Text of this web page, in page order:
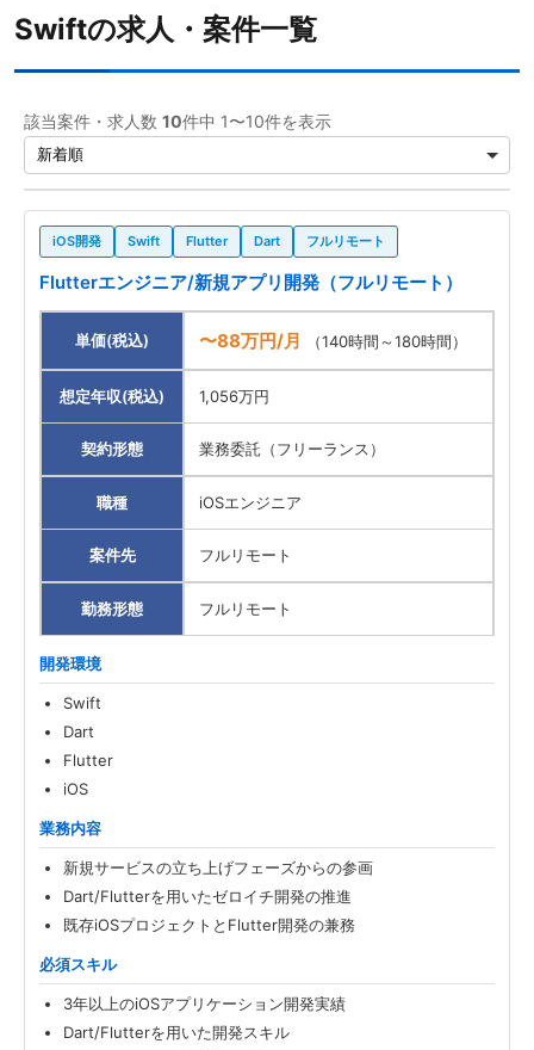
Kotlin
Flutter
PostgreSQL 2
Git
JavaScript 1
Android
勤務形態
案件先エリア
Swiftの求人・案件一覧
該当案件・求人数 10件中 1〜10件を表示
iOS開発 Swift Flutter Dart フルリモート
Flutterエンジニア/新規アプリ開発（フルリモート）
単価(税込) 〜88万円/月 （140時間～180時間）
想定年収(税込) 1,056万円
契約形態 業務委託（フリーランス）
職種 iOSエンジニア
案件先 フルリモート
勤務形態 フルリモート
開発環境
Swift
Dart
Flutter
iOS
業務内容
新規サービスの立ち上げフェーズからの参画
Dart/Flutterを用いたゼロイチ開発の推進
既存iOSプロジェクトとFlutter開発の兼務
必須スキル
3年以上のiOSアプリケーション開発実績
Dart/Flutterを用いた開発スキル